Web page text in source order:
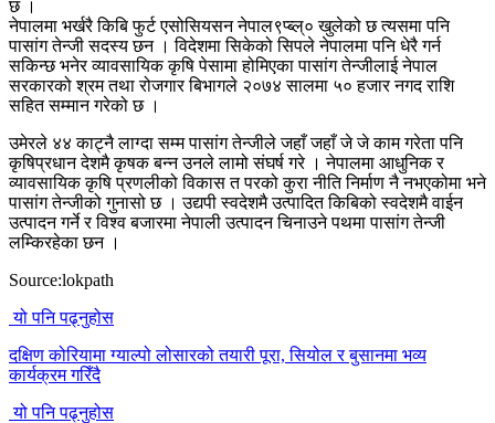
छ ।
नेपालमा भर्खरै किबि फुर्ट एसोसियसन नेपाल९प्ब्ल्० खुलेको छ त्यसमा पनि
पासांग तेन्जी सदस्य छन । विदेशमा सिकेको सिपले नेपालमा पनि धेरै गर्न
सकिन्छ भनेर व्यावसायिक कृषि पेसामा होमिएका पासांग तेन्जीलाई नेपाल
सरकारको श्रम तथा रोजगार बिभागले २०७४ सालमा ५० हजार नगद राशि
सहित सम्मान गरेको छ ।
उमेरले ४४ काट्नै लाग्दा सम्म पासांग तेन्जीले जहाँ जहाँ जे जे काम गरेता पनि
कृषिप्रधान देशमै कृषक बन्न उनले लामो संघर्ष गरे । नेपालमा आधुनिक र
व्यावसायिक कृषि प्रणलीको विकास त परको कुरा नीति निर्माण नै नभएकोमा भने
पासांग तेन्जीको गुनासो छ । उद्यपी स्वदेशमै उत्पादित किबिको स्वदेशमै वाईन
उत्पादन गर्ने र विश्व बजारमा नेपाली उत्पादन चिनाउने पथमा पासांग तेन्जी
लम्किरहेका छन ।
Source:lokpath
यो पनि पढ्नुहोस
दक्षिण कोरियामा ग्याल्पो लोसारको तयारी पूरा, सियोल र बुसानमा भव्य
कार्यक्रम गरिँदै
यो पनि पढ्नुहोस